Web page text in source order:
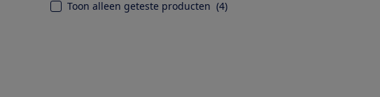
Toon alleen geteste producten (4)